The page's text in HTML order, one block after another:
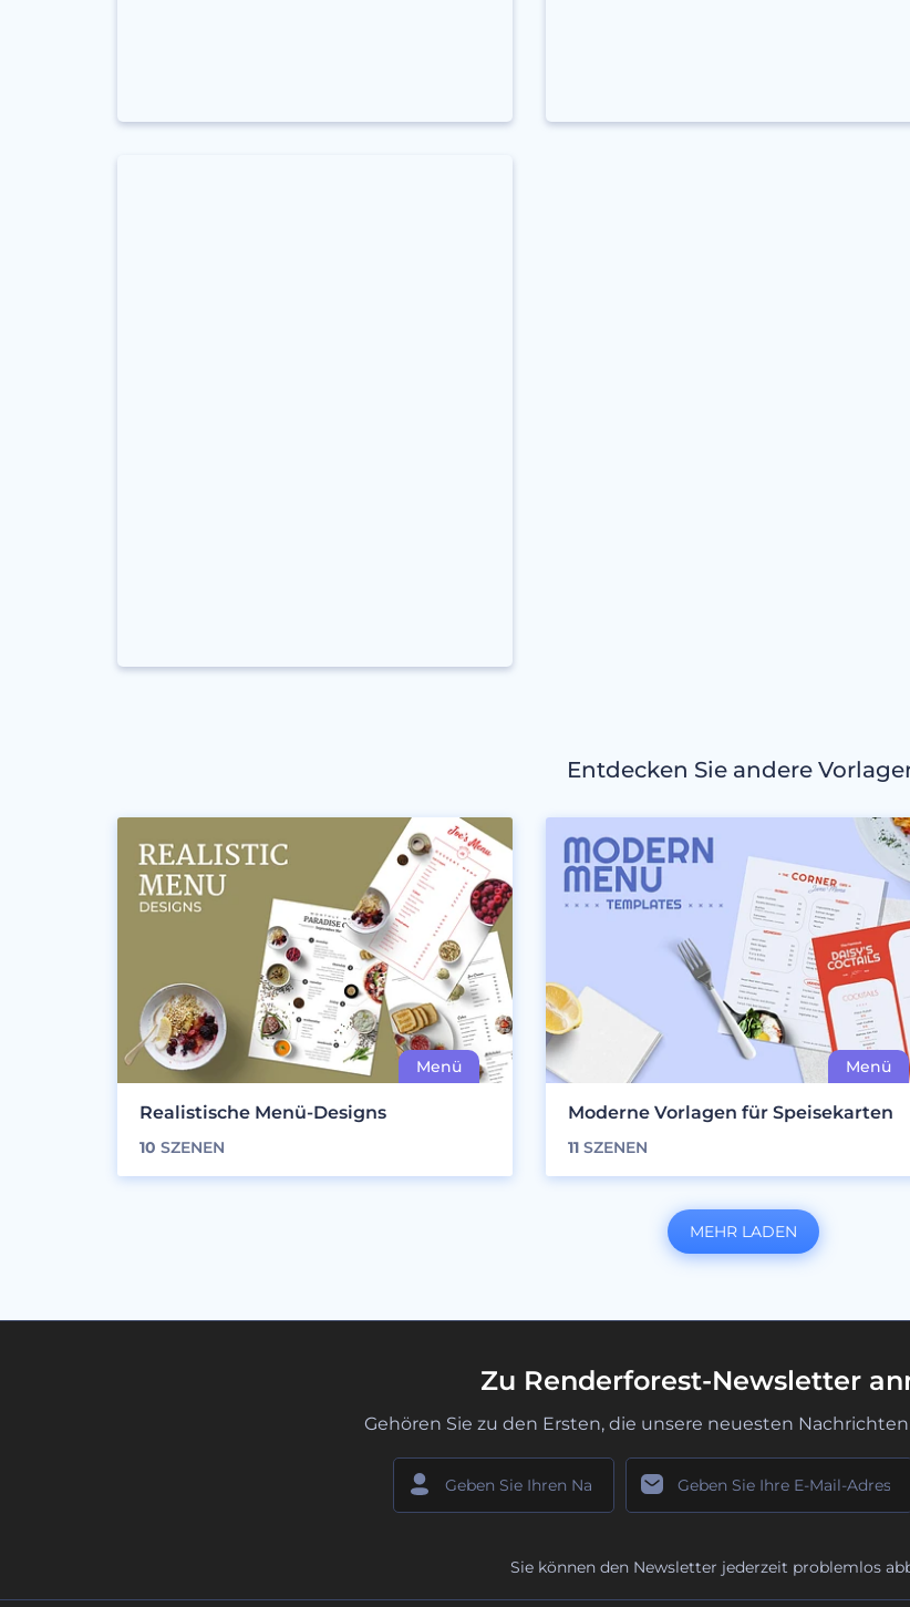
Entdecken Sie andere
Realistische Menü-Designs
10 SZENEN
Moderne Vorlagen für Speisekarten
11 SZENEN
MEHR LADEN
Zu Renderforest-Newsletter
Gehören Sie zu den Ersten, die unsere neuesten
Sie können den Newsletter jederzeit problemlos